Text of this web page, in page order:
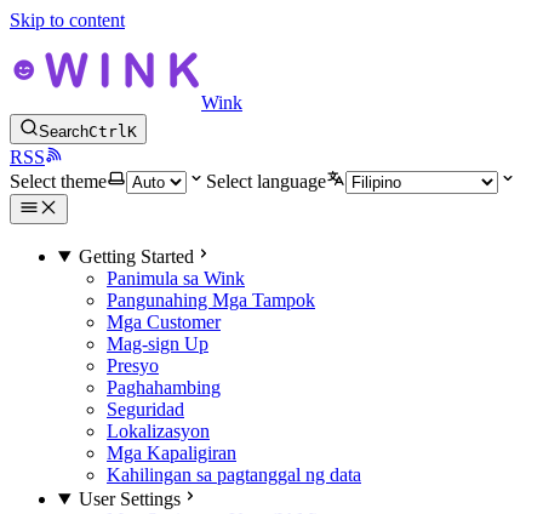
Skip to content
Wink
SearchCtrlK
RSS
Select theme
Select language
Getting Started
Panimula sa Wink
Pangunahing Mga Tampok
Mga Customer
Mag-sign Up
Presyo
Paghahambing
Seguridad
Lokalizasyon
Mga Kapaligiran
Kahilingan sa pagtanggal ng data
User Settings